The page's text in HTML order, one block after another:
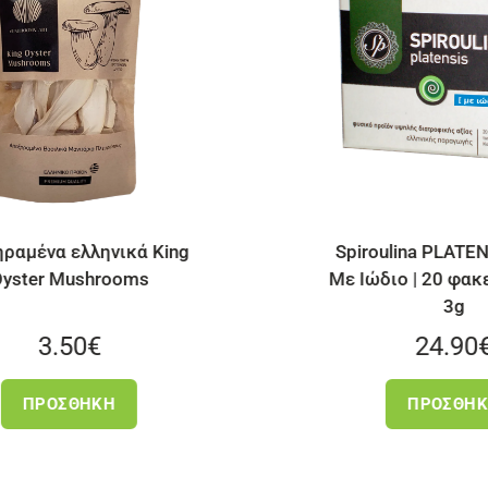
Spiroulina PLATENSIS Σκόνη
Με Ιώδιο | 20 φακελάκια των